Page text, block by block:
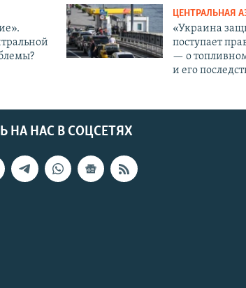
ЦЕНТРАЛЬНАЯ
«Украина
поступает
— о
и его
НА НАС В СОЦСЕТЯХ